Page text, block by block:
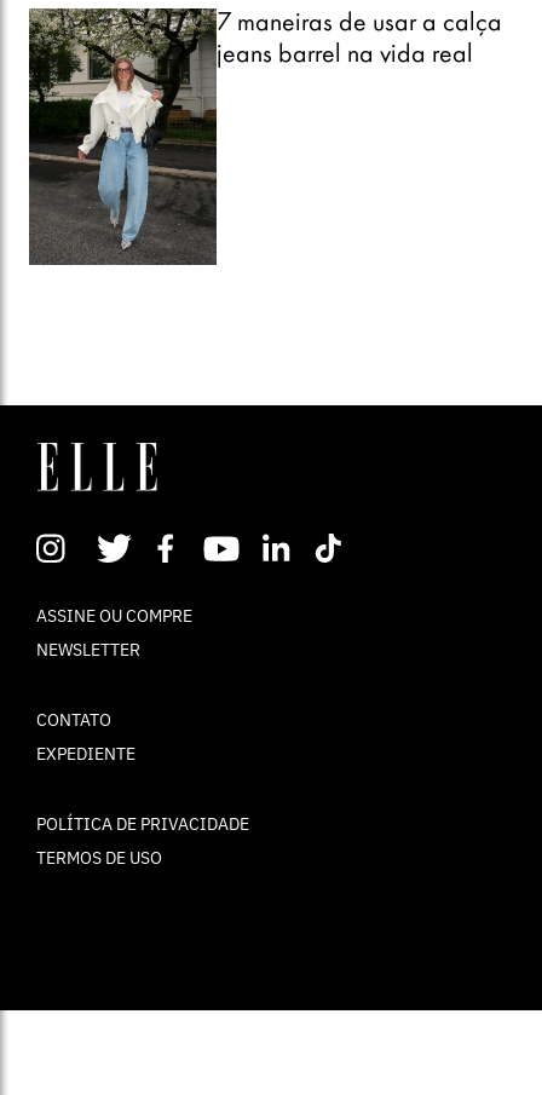
7 maneiras de usar a calça
jeans barrel na vida real
ASSINE OU COMPRE
NEWSLETTER
CONTATO
EXPEDIENTE
POLÍTICA DE PRIVACIDADE
TERMOS DE USO